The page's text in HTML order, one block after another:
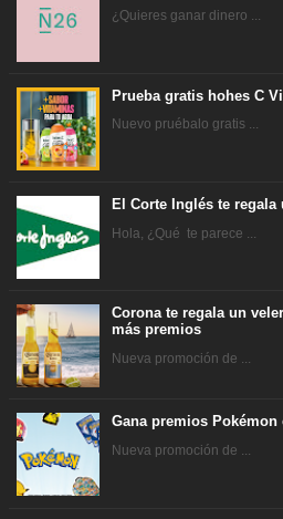
¿Quieres ganar dinero ...
Prueba gratis hohes C
Nuevo pruébalo gratis ...
El Corte Inglés te regala
Hola, ¿Qué te parece ...
Corona te regala un
más premios
Nueva promoción de ...
Gana premios
Nueva promoción de ...